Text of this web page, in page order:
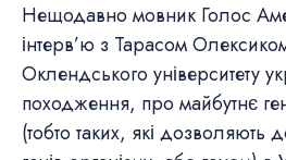
Нещодавно мовник Голос
інтерв’ю з Тарасом
Оклендського університету
походження, про майбутнє
(тобто таких, які дозволяють